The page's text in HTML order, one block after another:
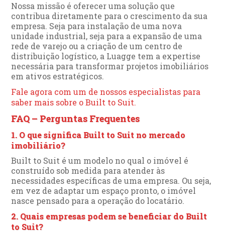
Nossa missão é oferecer uma solução que
contribua diretamente para o crescimento da sua
empresa. Seja para instalação de uma nova
unidade industrial, seja para a expansão de uma
rede de varejo ou a criação de um centro de
distribuição logístico, a Luagge tem a expertise
necessária para transformar projetos imobiliários
em ativos estratégicos.
Fale agora com um de nossos especialistas para
saber mais sobre o Built to Suit.
FAQ – Perguntas Frequentes
1. O que significa Built to Suit no mercado
imobiliário?
Built to Suit é um modelo no qual o imóvel é
construído sob medida para atender às
necessidades específicas de uma empresa. Ou seja,
em vez de adaptar um espaço pronto, o imóvel
nasce pensado para a operação do locatário.
2. Quais empresas podem se beneficiar do Built
to Suit?